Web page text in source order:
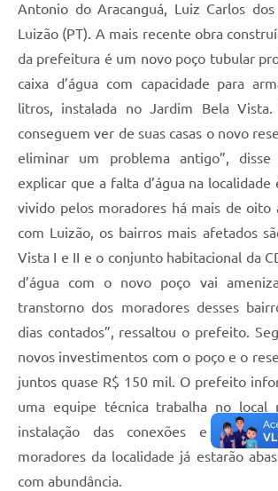
Antonio do Aracanguá, Luiz Carlos
Luizão (PT). A mais recente obra
da prefeitura é um novo poço tubular
caixa d’água com capacidade para
litros, instalada no Jardim Bela Vista.
conseguem ver de suas casas o novo
eliminar um problema antigo”,
explicar que a falta d’água na
vivido pelos moradores há mais de oito
com Luizão, os bairros mais afetados
Vista I e II e o conjunto habitacional da
d’água com o novo poço vai
transtorno dos moradores desses
dias contados”, ressaltou o prefeito.
novos investimentos com o poço e o
juntos quase R$ 150 mil. O prefeito
uma equipe técnica trabalha no local
instalação das conexões e nos
moradores da localidade já estarão
com abundância.